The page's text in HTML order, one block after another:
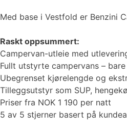
Med base i Vestfold er Benzini
Raskt oppsummert:
Campervan-utleie med
Fullt utstyrte campervans –
Ubegrenset kjørelengde og
Tilleggsutstyr som SUP,
Priser fra NOK 1 190 per natt
5 av 5 stjerner basert på